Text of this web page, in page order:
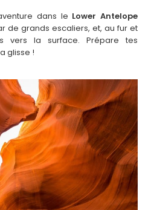
dans le Lower Antelope
de grands escaliers, et, au fur et
vers la surface. Prépare tes
glisse !